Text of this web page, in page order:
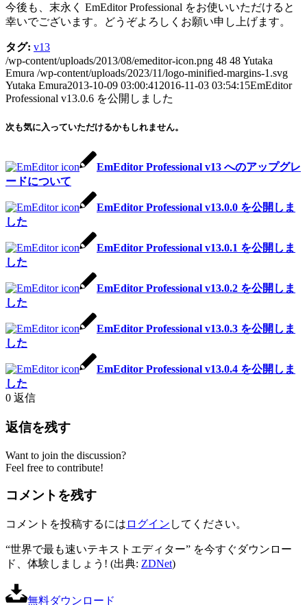
今後も、末永く EmEditor Professional をお使いいただけると
幸いでございます。どうぞよろしくお願い申し上げます。
タグ: v13
/wp-content/uploads/2013/08/emeditor-icon.png 48 48Yutaka
Emura /wp-content/uploads/2023/11/logo-minified-margins-1.svg
Yutaka Emura2013-10-09 03:00:41 2016-11-03 03:54:15EmEditor
Professional v13.0.6 を公開しました
次も気に入っていただけるかもしれません。
EmEditor Professional v13 へのアップグレ
ードについて
EmEditor Professional v13.0.0 を公開しま
した
EmEditor Professional v13.0.1 を公開しま
した
EmEditor Professional v13.0.2 を公開しま
した
EmEditor Professional v13.0.3 を公開しま
した
EmEditor Professional v13.0.4 を公開しま
した
0 返信
返信を残す
Want to join the discussion?
Feel free to contribute!
コメントを残す
コメントを投稿するには ログイン してください。
“世界で最も速いテキストエディター” を今すぐダウンロー
ド、体験しましょう! (出典: ZDNet)
無料ダウンロード